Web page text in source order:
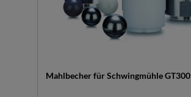
Mahlbecher für Schwingmühle GT300